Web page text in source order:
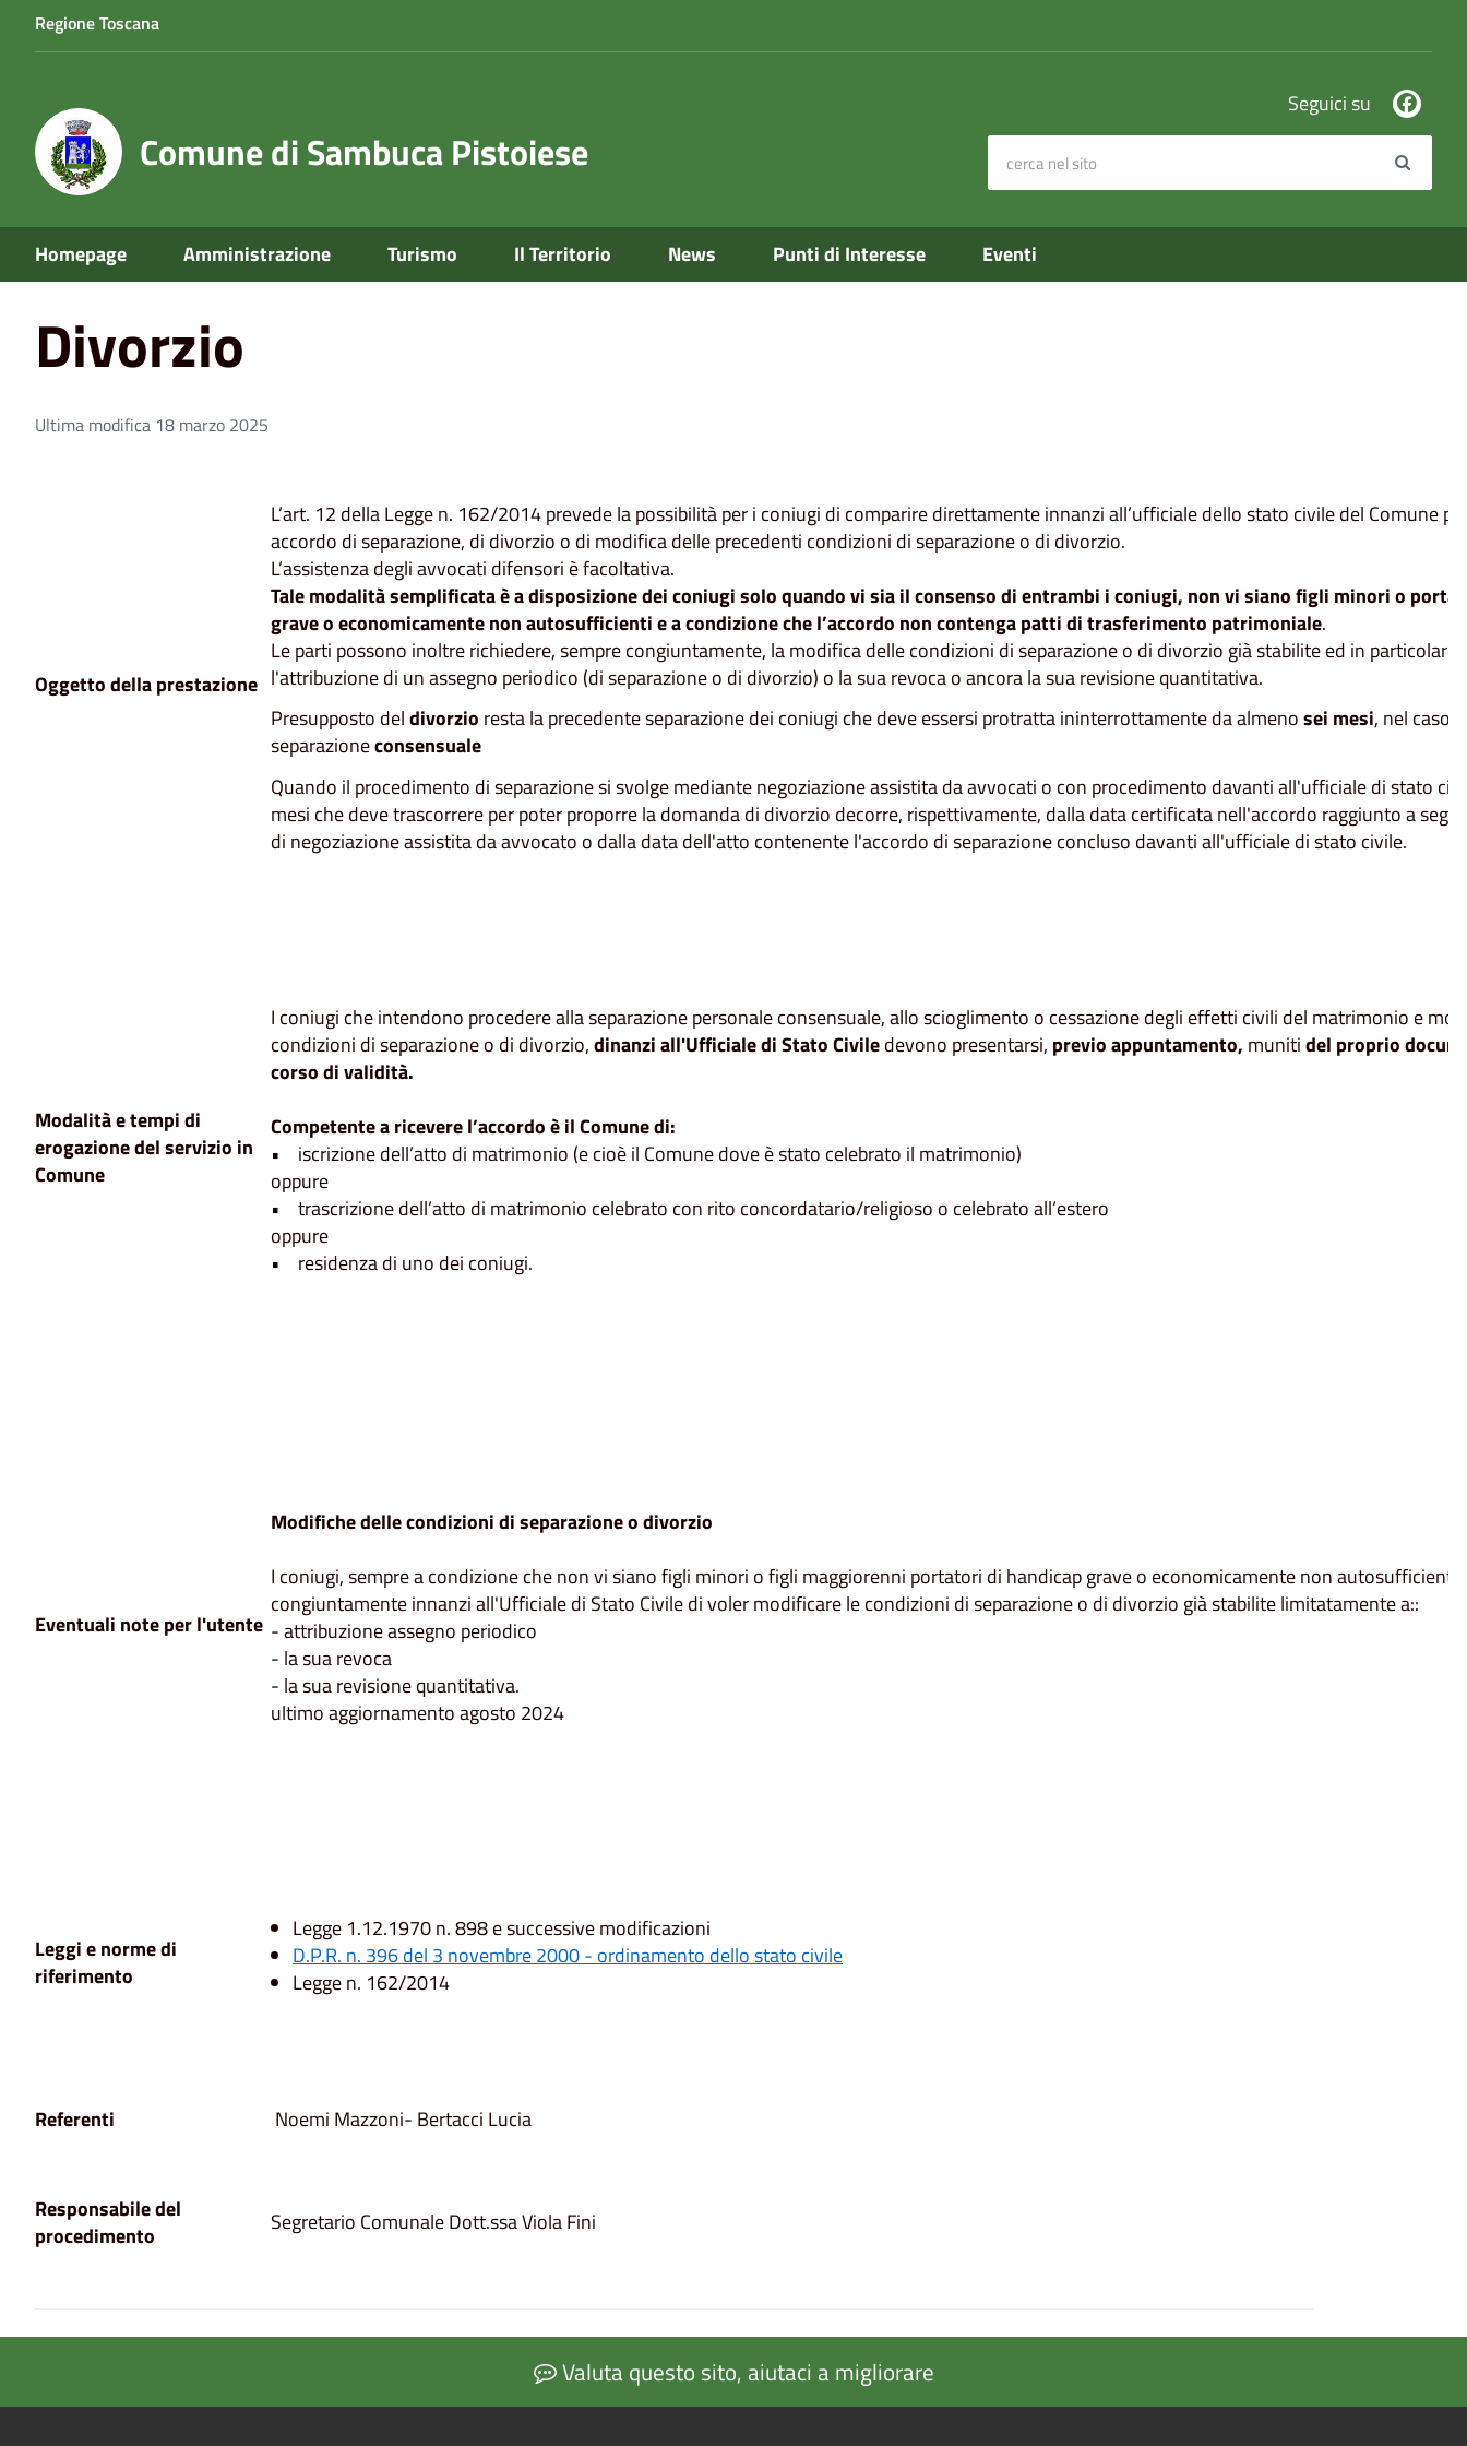
Regione Toscana
Comune di Sambuca Pistoiese
Seguici su
Homepage Amministrazione Turismo Il Territorio News Punti di Interesse Eventi
Home Divorzio
Divorzio
Ultima modifica 18 marzo 2025
Oggetto della prestazione
L’art. 12 della Legge n. 162/2014 prevede la possibilità per i coniugi di comparire direttamente innanzi all’ufficiale dello stato civile del Comune
accordo di separazione, di divorzio o di modifica delle precedenti condizioni di separazione o di divorzio.
L’assistenza degli avvocati difensori è facoltativa.
Tale modalità semplificata è a disposizione dei coniugi solo quando vi sia il consenso di entrambi i coniugi, non vi siano figli minori o
grave o economicamente non autosufficienti e a condizione che l’accordo non contenga patti di trasferimento patrimoniale.
Le parti possono inoltre richiedere, sempre congiuntamente, la modifica delle condizioni di separazione o di divorzio già stabilite ed in particolare
l'attribuzione di un assegno periodico (di separazione o di divorzio) o la sua revoca o ancora la sua revisione quantitativa.
Presupposto deldivorzio resta la precedente separazione dei coniugi che deve essersi protratta ininterrottamente da almenosei mesi, nel caso
separazioneconsensuale
Quando il procedimento di separazione si svolge mediante negoziazione assistita da avvocati o con procedimento davanti all'ufficiale di stato
mesi che deve trascorrere per poter proporre la domanda di divorzio decorre, rispettivamente, dalla data certificata nell'accordo raggiunto a
di negoziazione assistita da avvocato o dalla data dell'atto contenente l'accordo di separazione concluso davanti all'ufficiale di stato civile.
Modalità e tempi di
erogazione del servizio in
Comune
I coniugi che intendono procedere alla separazione personale consensuale, allo scioglimento o cessazione degli effetti civili del matrimonio e
condizioni di separazione o di divorzio,dinanzi all'Ufficiale di Stato Civiledevono presentarsi, previo appuntamento, munitidel proprio
corso di validità.
Competente a ricevere l’accordo è il Comune di:
• iscrizione dell’atto di matrimonio (e cioè il Comune dove è stato celebrato il matrimonio)
oppure
• trascrizione dell’atto di matrimonio celebrato con rito concordatario/religioso o celebrato all’estero
oppure
• residenza di uno dei coniugi.
Eventuali note per l'utente
Modifiche delle condizioni di separazione o divorzio
I coniugi, sempre a condizione che non vi siano figli minori o figli maggiorenni portatori di handicap grave o economicamente non
congiuntamente innanzi all'Ufficiale di Stato Civile di voler modificare le condizioni di separazione o di divorzio già stabilite limitatamente a::
- attribuzione assegno periodico
- la sua revoca
- la sua revisione quantitativa.
ultimo aggiornamento agosto 2024
Leggi e norme di
riferimento
Legge 1.12.1970 n. 898 e successive modificazioni
D.P.R. n. 396 del 3 novembre 2000 - ordinamento dello stato civile
Legge n. 162/2014
Referenti Noemi Mazzoni- Bertacci Lucia
Responsabile del
procedimento
Segretario Comunale Dott.ssa Viola Fini
Valuta questo sito, aiutaci a migliorare